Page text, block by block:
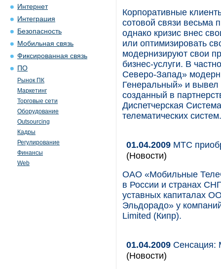
Интернет
Интеграция
Безопасность
Мобильная связь
Фиксированная связь
ПО
Рынок ПК
Маркетинг
Торговые сети
Оборудование
Outsourcing
Кадры
Регулирование
Финансы
Web
Корпоративные
сотовой связи весьма
однако кризис внес
или оптимизировать
модернизируют свои
бизнес-услуги. В
Северо-Запад»
Генеральный» и
созданный в
Диспетчерская
телематических систем.
01.04.2009 МТС
(Новости)
ОАО «Мобильные
в России и странах
уставных капиталах
Эльдорадо» у
Limited (Кипр).
01.04.2009 Сенсация:
(Новости)